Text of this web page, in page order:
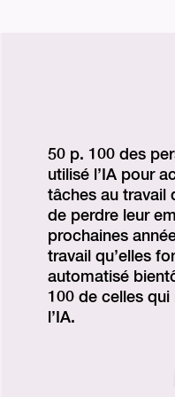
50 p. 100 des
utilisé l’IA pour
tâches au travail
de perdre leur
prochaines
travail qu’elles
automatisé
100 de celles qui
l’IA.